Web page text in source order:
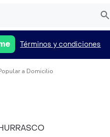
Términos y condiciones
a Domicilio